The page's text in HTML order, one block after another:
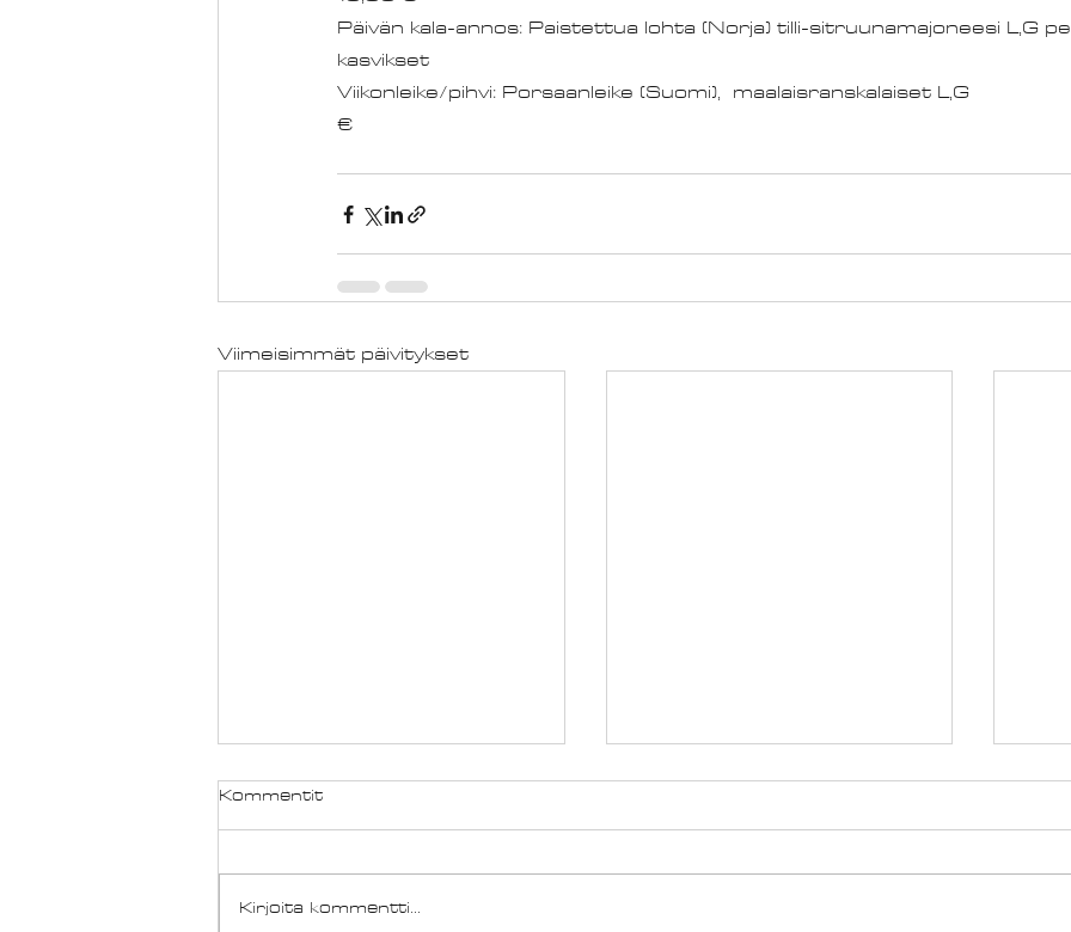
Päivän kala-annos: Paistettua lohta (Norja) tilli-sitruunamajoneesi L,G
Viikonleike/pihvi: Porsaanleike (Suomi),  maalaisranskalaiset L,G				11,90
€
Viimeisimmät päivitykset
Kommentit
Kirjoita kommentti...